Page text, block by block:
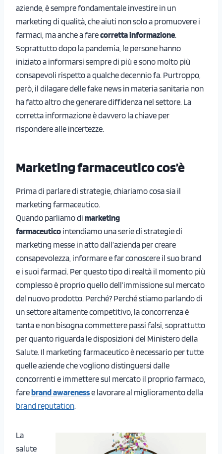
aziende, è sempre fondamentale investire in un
marketing di qualità, che aiuti non solo a promuovere i
farmaci, ma anche a farecorretta informazione.
Soprattutto dopo la pandemia, le persone hanno
iniziato a informarsi sempre di più e sono molto più
consapevoli rispetto a qualche decennio fa. Purtroppo,
però, il dilagare delle fake news in materia sanitaria non
ha fatto altro che generare diffidenza nel settore. La
corretta informazione è davvero la chiave per
rispondere alle incertezze.
Marketing farmaceutico cos’è
Prima di parlare di strategie, chiariamo cosa sia il
marketing farmaceutico.
Quando parliamo di marketing
farmaceutico intendiamo una serie di strategie di
marketing messe in atto dall’azienda per creare
consapevolezza, informare e far conoscere il suo brand
e i suoi farmaci. Per questo tipo di realtà il momento più
complesso è proprio quello dell’immissione sul mercato
del nuovo prodotto. Perché? Perché stiamo parlando di
un settore altamente competitivo, la concorrenza è
tanta e non bisogna commettere passi falsi, soprattutto
per quanto riguarda le disposizioni del Ministero della
Salute. Il marketing farmaceutico è necessario per tutte
quelle aziende che vogliono distinguersi dalle
concorrenti e immettere sul mercato il proprio farmaco,
farebrand awarenesse lavorare al miglioramento della
brand reputation.
La
salute